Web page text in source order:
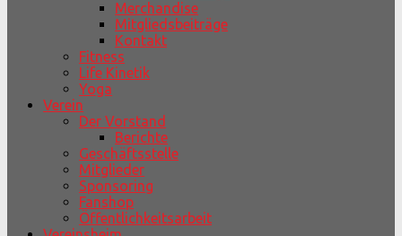
Merchandise
Mitgliedsbeiträge
Kontakt
Fitness
Life Kinetik
Yoga
Verein
Der Vorstand
Berichte
Geschäftsstelle
Mitglieder
Sponsoring
Fanshop
Öffentlichkeitsarbeit